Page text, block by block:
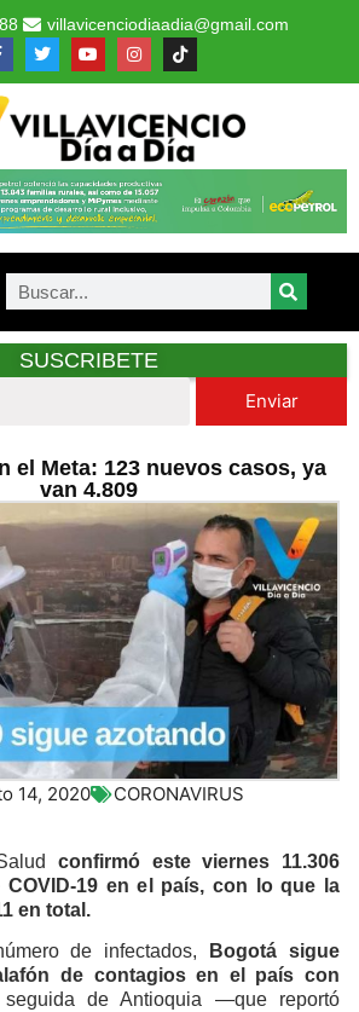
villavicenciodiaadia@gmail.com
SUSCRIBETE
Enviar
el Meta: 123 nuevos casos, ya
van 4.809
14, 2020 CORONAVIRUS
confirmó este viernes 11.306
19 en el país, con lo que la
en total.
de infectados,
Bogotá sigue
de contagios en el país con
seguida de Antioquia —que reportó